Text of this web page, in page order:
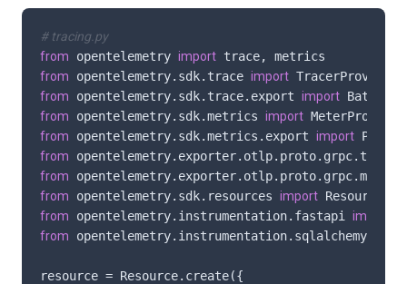
# tracing.py
from opentelemetry import
from opentelemetry.sdk.trace import
from opentelemetry.sdk.trace.export import
from opentelemetry.sdk.metrics import
from opentelemetry.sdk.metrics.export import
from
from
from opentelemetry.sdk.resources import
from opentelemetry.instrumentation.fastapi import
from opentelemetry.instrumentation.sqlalchemy
resource = Resource.create({